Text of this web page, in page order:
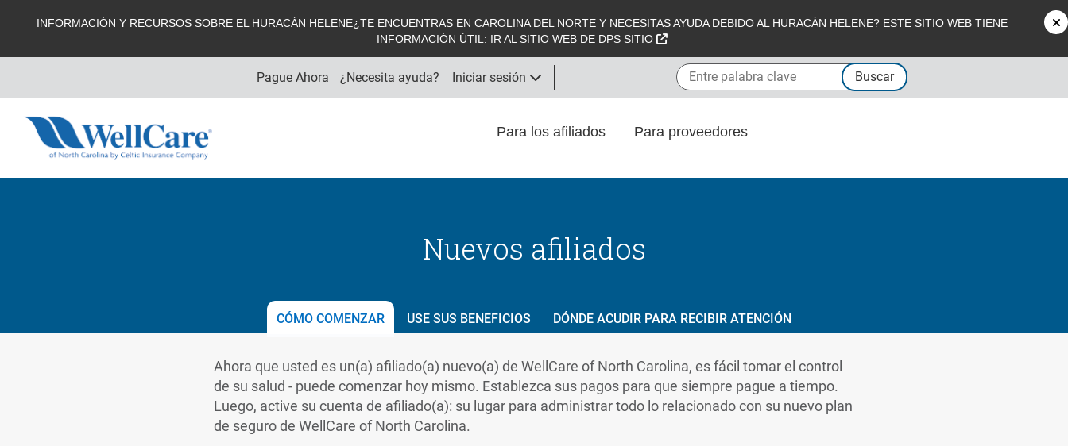
INFORMACIÓN Y RECURSOS SOBRE EL HURACÁN HELENE¿TE ENCUENTRAS EN CAROLINA DEL NORTE Y NECESITAS AYUDA DEBIDO AL HURACÁN HELENE? ESTE SITIO WEB TIENE
INFORMACIÓN ÚTIL: IR AL SITIO WEB DE DPS SITIO SITIO EXTERNO
Pague Ahora ¿Necesita ayuda? Iniciar sesión Entre palabra clave Buscar
Para los afiliados Para proveedores
Nuevos afiliados
CÓMO COMENZAR USE SUS BENEFICIOS DÓNDE ACUDIR PARA RECIBIR ATENCIÓN
Ahora que usted es un(a) afiliado(a) nuevo(a) de WellCare of North Carolina, es fácil tomar el control
de su salud - puede comenzar hoy mismo. Establezca sus pagos para que siempre pague a tiempo.
Luego, active su cuenta de afiliado(a): su lugar para administrar todo lo relacionado con su nuevo plan
de seguro de WellCare of North Carolina.